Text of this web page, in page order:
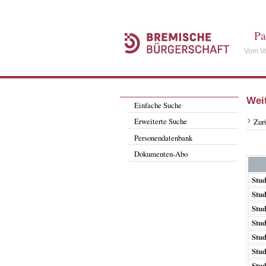
Vom
Einfache Suche
Erweiterte Suche
Personendatenbank
Dokumenten-Abo